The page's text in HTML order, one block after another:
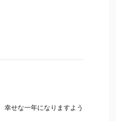
幸せな一年になりますよう